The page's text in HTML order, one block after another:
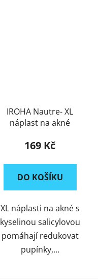
IROHA Nautre- XL
náplast na akné
169 Kč
DO KOŠÍKU
XL náplasti na akné s
kyselinou salicylovou
pomáhají redukovat
pupínky,...